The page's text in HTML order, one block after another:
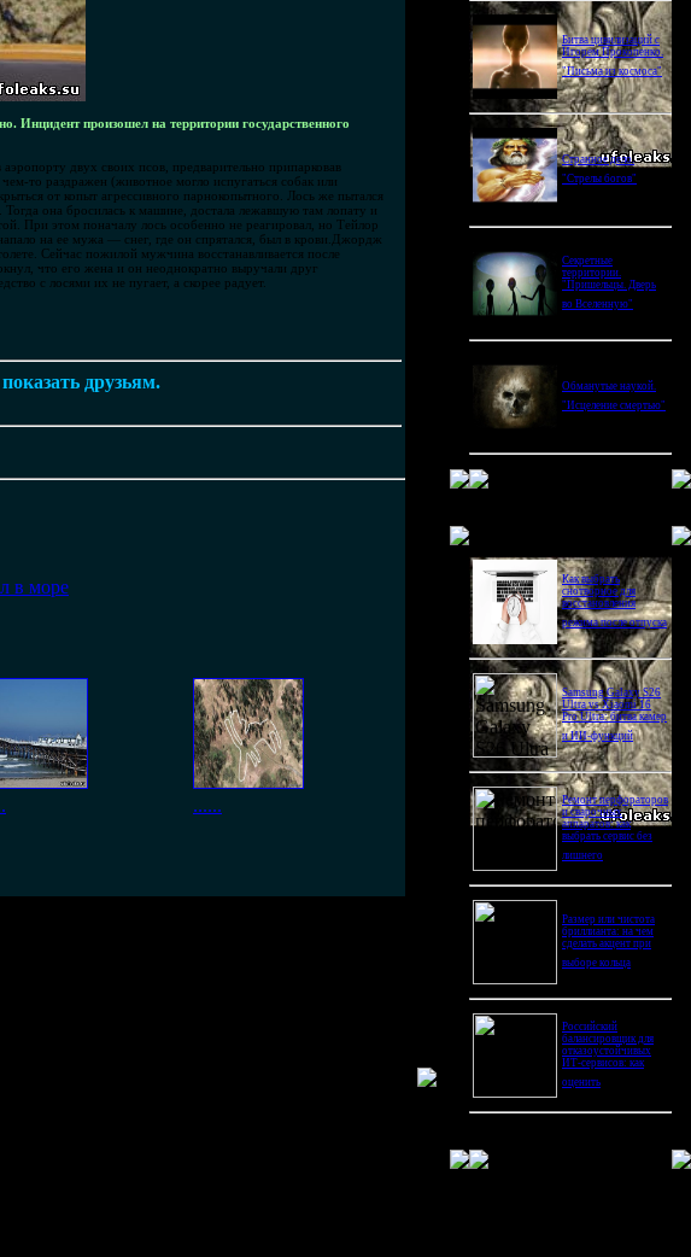
Инцидент произошел на территории государственного
двух своих псов, предварительно припарковав
то раздражен (животное могло испугаться собак или
от копыт агрессивного парнокопытного. Лось же пытался
Тогда она бросилась к машине, достала лежавшую там лопату и
При этом поначалу лось особенно не реагировал, но Тейлор
на ее мужа — снег, где он спрятался, был в крови.Джордж
Сейчас пожилой мужчина восстанавливается после
что его жена и он неоднократно выручали друг
с лосями их не пугает, а скорее радует.
друзьям.
в море
......
Битва цивилизаций с
Игорем Прокопенко.
"Письма из космоса"
Странное дело.
"Стрелы богов"
Секретные
территории.
"Пришельцы. Дверь
во Вселенную"
Обманутые наукой.
"Исцеление смертью"
Как выбрать
снотворное для
восстановления
режима после отпуска
Samsung Galaxy S26
Ultra vs Xiaomi 16
Pro Ultra: битва камер
и ИИ-функций
Ремонт перфораторов
и сварочных
аппаратов: как
выбрать сервис без
лишнего
Размер или чистота
бриллианта: на чем
сделать акцент при
выборе кольца
Российский
балансировщик для
отказоустойчивых
ИТ-сервисов: как
оценить